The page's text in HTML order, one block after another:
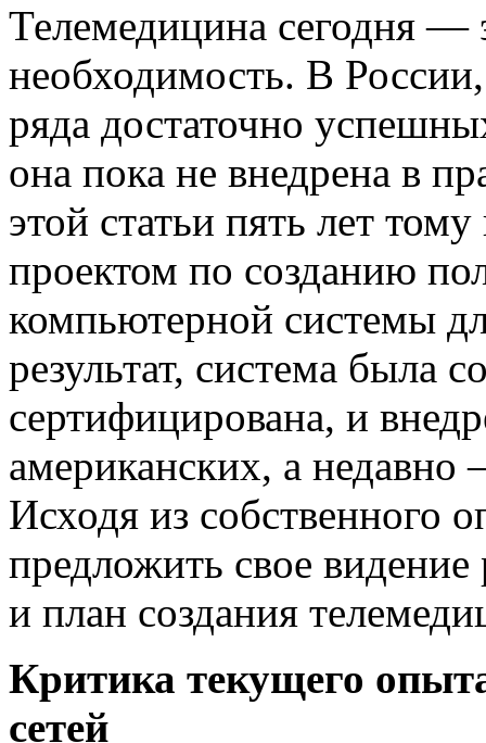
Телемедицина сегодня —
необходимость. В
ряда достаточно
она пока не внедрена в
этой статьи пять лет
проектом по созданию
компьютерной системы
результат, система была
сертифицирована, и
американских, а
Исходя из собственного
предложить свое
и план создания
Критика текущего
сетей